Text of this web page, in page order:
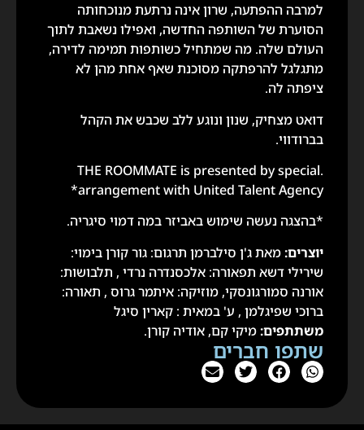
למרבה ההפתעה, שרון אינה נרתעת מנוכחותה
הסוערת של השותפה החדשה, ואפילו נשאבת לתוך
העולם שלה. מה שמתחיל כשותפות תמימה לדירה,
מתגלגל להרפתקה מסוכנת שאף אחת מהן לא
ציפתה לה.
דואט מצחיק, שנון ונוגע ללב שכבש את הקהל
בברודווי.
.THE ROOMMATE is presented by special
arrangement with United Talent Agency*
*בהצגה נעשה שימוש באביזר במה דמוי סיגריה.
יוצרים:מאת ג'ן סילברמן תרגום: גור קורן בימוי:
שירילי דשא תפאורה: אלכסנדרה נרדי , תלבושות:
אורנה סמורגונסקי, מוזיקה: איתמר גרוס , תאורה:
ברוכי שפיגלמן , ע' במאית : קארין סיגל
משתתפים:מיקי קם, אודיה קורן.
שתפו חברים